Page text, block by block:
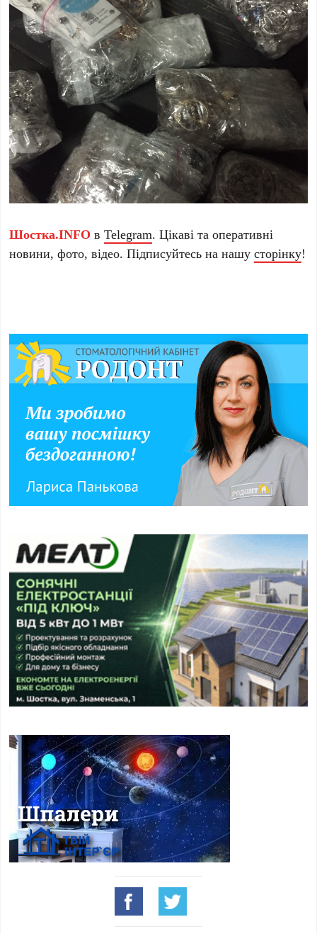
Шостка.INFO вTelegram. Цікаві та оперативні
новини, фото, відео. Підписуйтесь на нашусторінку!